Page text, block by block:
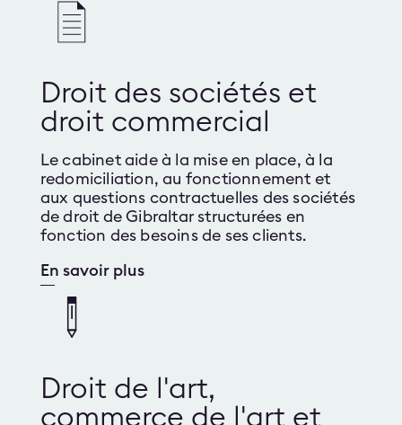
Droit des sociétés et
droit commercial
Le cabinet aide à la mise en place, à la
redomiciliation, au fonctionnement et
aux questions contractuelles des sociétés
de droit de Gibraltar structurées en
fonction des besoins de ses clients.
En savoir plus
Droit de l'art,
commerce de l'art et